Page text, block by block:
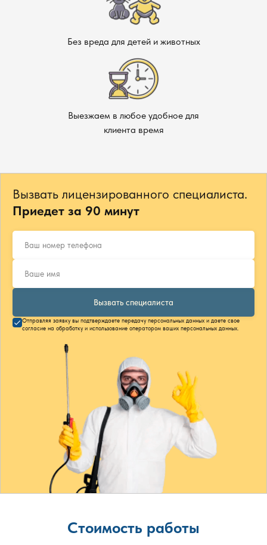
Без вреда для детей и животных
Выезжаем в любое удобное для
клиента время
Вызвать лицензированного специалиста.
Приедет за 90 минут
Вызвать специалиста
Отправляя заявку вы подтверждаете передачу персональных данных и даете свое
согласие на обработку и использование оператором ваших персональных данных.
Стоимость работы